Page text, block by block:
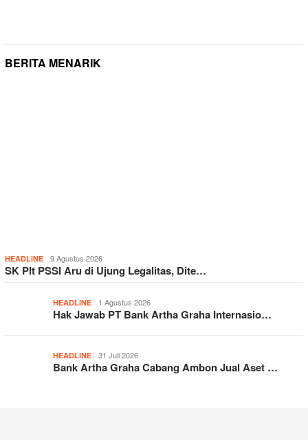
BERITA MENARIK
HEADLINE 9 Agustus 2026
SK Plt PSSI Aru di Ujung Legalitas, Dite…
HEADLINE 1 Agustus 2026
Hak Jawab PT Bank Artha Graha Internasio…
HEADLINE 31 Juli 2026
Bank Artha Graha Cabang Ambon Jual Aset …